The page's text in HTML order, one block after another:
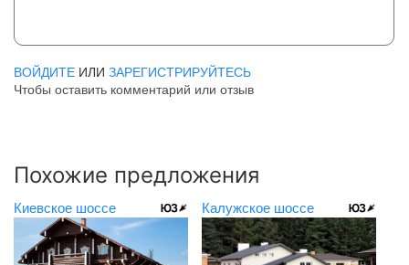
ВОЙДИТЕ ИЛИ ЗАРЕГИСТРИРУЙТЕСЬ
Чтобы оставить комментарий или отзыв
Похожие предложения
Киевское шоссе Калужское шоссе